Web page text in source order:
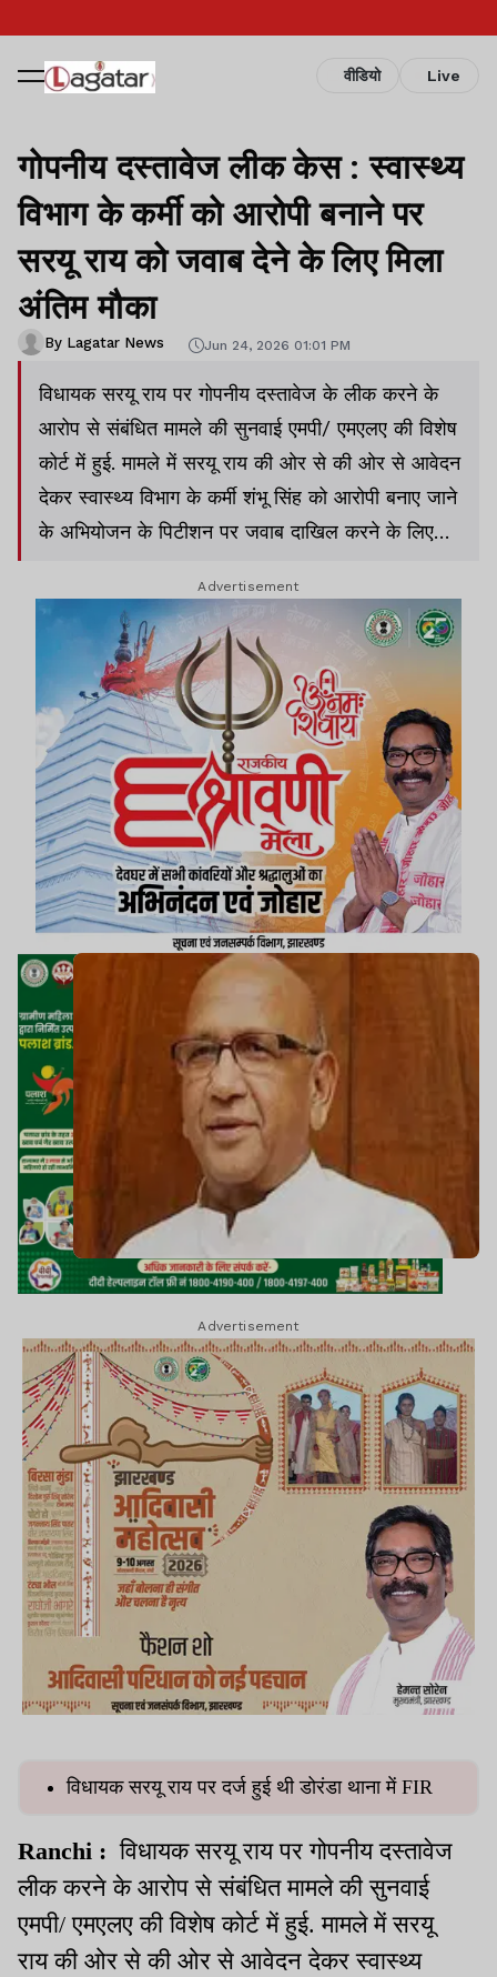
वीडियो Live
गोपनीय दस्तावेज लीक केस : स्वास्थ्य
विभाग के कर्मी को आरोपी बनाने पर
सरयू राय को जवाब देने के लिए मिला
अंतिम मौका
By Lagatar News Jun 24, 2026 01:01 PM
विधायक सरयू राय पर गोपनीय दस्तावेज के लीक करने के
आरोप से संबंधित मामले की सुनवाई एमपी/ एमएलए की विशेष
कोर्ट में हुई. मामले में सरयू राय की ओर से की ओर से आवेदन
देकर स्वास्थ्य विभाग के कर्मी शंभू सिंह को आरोपी बनाए जाने
के अभियोजन के पिटीशन पर जवाब दाखिल करने के लिए
की अगली सुनवाई 29 जून निर्धारित की है. दरअसल ,
अभियोजन पक्ष की ओर से दायर कर स्वास्थ्य विभाग के कर्मी
शंभू सिंह को आरोपी बनाने को लेकर पिटीशन दाखिल की गई
है.
Advertisement
Advertisement
विधायक सरयू राय पर दर्ज हुई थी डोरंडा थाना में FIR
Ranchi : विधायक सरयू राय पर गोपनीय दस्तावेज
लीक करने के आरोप से संबंधित मामले की सुनवाई
एमपी/ एमएलए की विशेष कोर्ट में हुई. मामले में सरयू
राय की ओर से की ओर से आवेदन देकर स्वास्थ्य